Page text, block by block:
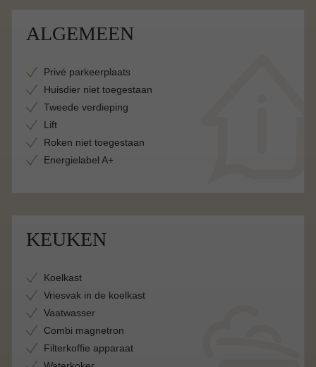
ALGEMEEN
Privé parkeerplaats
Huisdier niet toegestaan
Tweede verdieping
Lift
Roken niet toegestaan
Energielabel A+
KEUKEN
Koelkast
Vriesvak in de koelkast
Vaatwasser
Combi magnetron
Filterkoffie apparaat